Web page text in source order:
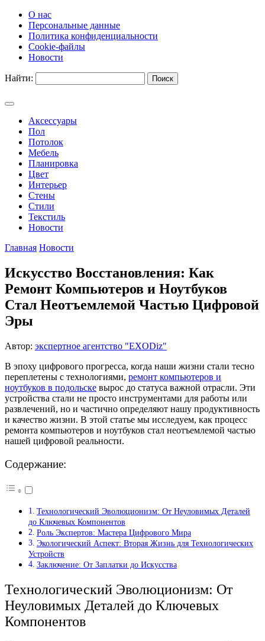
О нас
Персональные данные
Политика конфиденциальности
Cookie-файлы
Новости
Найти:
Аксессуары
Пол
Потолок
Мебель
Планировка
Цвет
Интерьер
Стены
Стили
Текстиль
Новости
Главная Новости
Искусство Восстановления: Как
Ремонт Компьютеров и Ноутбуков
Стал Неотъемлемой Частью Цифровой
Эры
Автор: экспертное агентство "EXODiz"
В эпоху цифрового прогресса, когда наши жизни стали тесно
переплетены с технологиями, ремонт компьютеров и
ноутбуков в подольске вырос до статуса важной отрасли. Эти
устройства стали не просто инструментами для работы или
развлечений, но и частично определяют нашу продуктивность
и качество жизни. В этой статье мы исследуем, как процесс
ремонта компьютеров и ноутбуков стал неотъемлемой частью
нашей цифровой реальности.
Содержание:
Технологический Эволюционизм: От Неуловимых Деталей
до Ключевых Компонентов
Роль Экспертов: Мастера Цифрового Мира
Экологический Аспект: Вторая Жизнь для Технологических
Устройств
Заключение: От Заплатки до Искусства
Технологический Эволюционизм: От
Неуловимых Деталей до Ключевых
Компонентов